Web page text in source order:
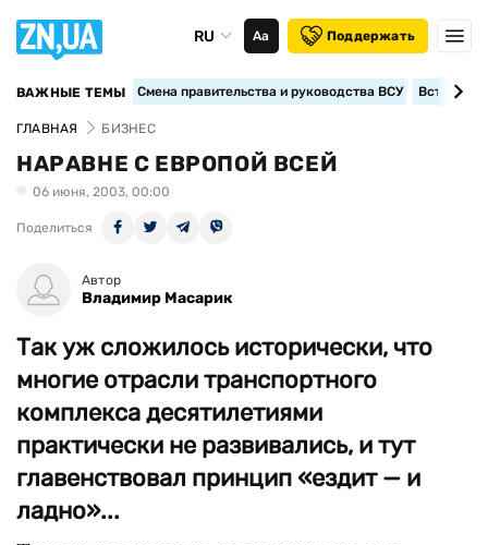
RU Аа Поддержать
ВАЖНЫЕ ТЕМЫ Смена правительства и руководства ВСУ
ГЛАВНАЯ БИЗНЕС
НАРАВНЕ С ЕВРОПОЙ ВСЕЙ
06 июня, 2003, 00:00
Поделиться
Автор
Владимир Масарик
Так уж сложилось исторически, что
многие отрасли транспортного
комплекса десятилетиями
практически не развивались, и тут
главенствовал принцип «ездит — и
ладно»...